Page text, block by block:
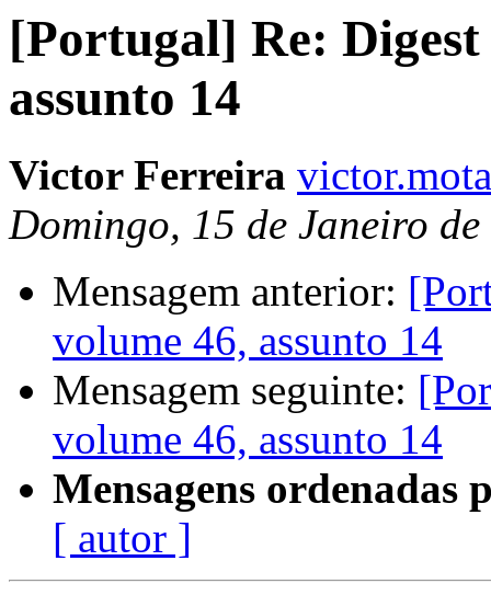
[Portugal] Re:
assunto 14
Victor Ferreira
Domingo, 15 de Janeiro
Mensagem anterior:
volume 46, assunto 14
Mensagem seguinte:
volume 46, assunto 14
Mensagens ordenadas
[ autor ]